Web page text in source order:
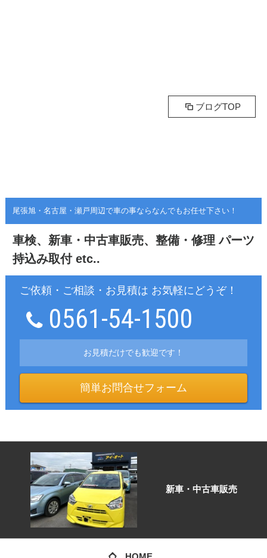
ブログTOP
尾張旭・名古屋・瀬戸周辺で車の事ならなんでもお任せ下さい！
車検、新車・中古車販売、整備・修理 パーツ
持込み取付 etc..
ご依頼・ご相談・お見積は お気軽にどうぞ！
0561-54-1500
お見積だけでも歓迎です！
簡単お問合せフォーム
新車・中古車販売